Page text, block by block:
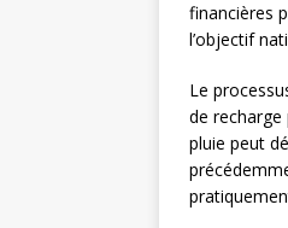
financières
l’objectif
Le
de recharge
pluie peut